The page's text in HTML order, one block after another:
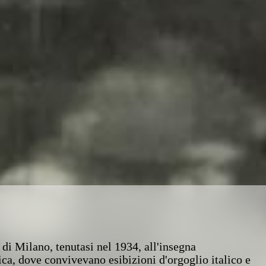
Milano, tenutasi nel 1934, all'insegna
dove convivevano esibizioni d'orgoglio italico e